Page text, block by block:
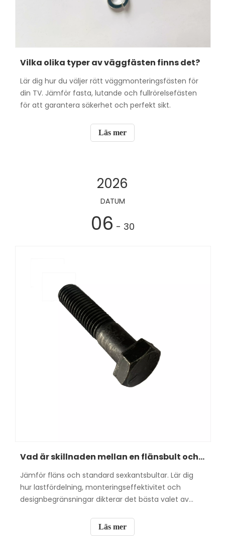
Vilka olika typer av väggfästen finns det?
Lär dig hur du väljer rätt väggmonteringsfästen för
din TV. Jämför fasta, lutande och fullrörelsefästen
för att garantera säkerhet och perfekt sikt.
Läs mer
2026
DATUM
06 - 30
Vad är skillnaden mellan en flänsbult och en normal bult?
Jämför fläns och standard sexkantsbultar. Lär dig
hur lastfördelning, monteringseffektivitet och
designbegränsningar dikterar det bästa valet av
Läs mer